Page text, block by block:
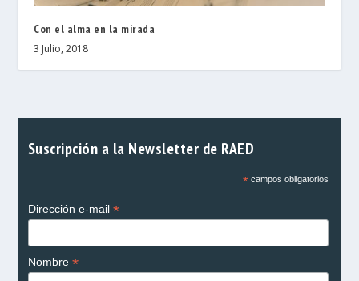
Con el alma en la mirada
3 Julio, 2018
Suscripción a la Newsletter de RAED
*campos obligatorios
Dirección e-mail *
Nombre *